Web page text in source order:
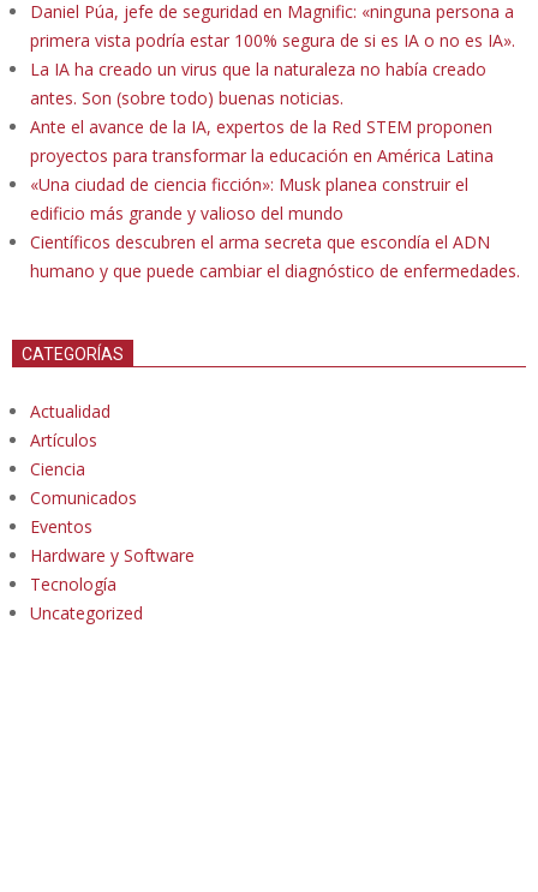
Daniel Púa, jefe de seguridad en Magnific: «ninguna persona a
primera vista podría estar 100% segura de si es IA o no es IA».
La IA ha creado un virus que la naturaleza no había creado
antes. Son (sobre todo) buenas noticias.
Ante el avance de la IA, expertos de la Red STEM proponen
proyectos para transformar la educación en América Latina
«Una ciudad de ciencia ficción»: Musk planea construir el
edificio más grande y valioso del mundo
Científicos descubren el arma secreta que escondía el ADN
humano y que puede cambiar el diagnóstico de enfermedades.
CATEGORÍAS
Actualidad
Artículos
Ciencia
Comunicados
Eventos
Hardware y Software
Tecnología
Uncategorized